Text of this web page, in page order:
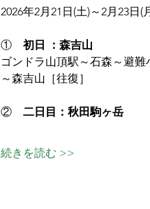
2026年2月21日(土)～2月23日(
① 初日 ：森吉山
ゴンドラ山頂駅～石森～避難
～森吉山［往復］
② 二日目：秋田駒ヶ岳
続きを読む >>